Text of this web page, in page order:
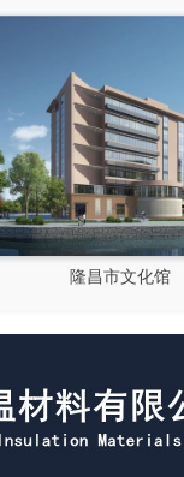
隆昌市文化馆